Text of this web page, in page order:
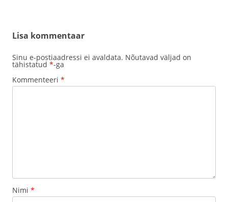
Lisa kommentaar
Sinu e-postiaadressi ei avaldata. Nõutavad väljad on
tähistatud *-ga
Kommenteeri *
Nimi *